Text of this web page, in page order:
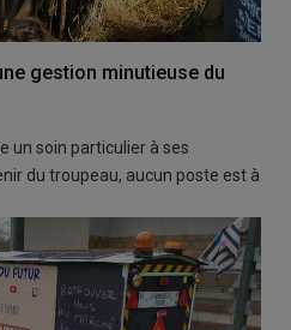
gestion minutieuse du
un soin particulier à ses
du troupeau, aucun poste est à